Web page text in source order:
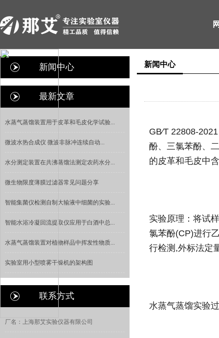
新闻中心
最新文章
水蒸气蒸馏装置用于皮革和毛皮化学试验...
微波水热合成仪 微波非脉冲连续自动...
水分测定装置在共沸蒸馏法测定农药水分...
微生物限度薄膜过滤器常见问题分享
智能集菌仪检测自制大输液中细菌的实验...
智能水浴冷凝回流提取仪应用于白酒中总...
水蒸气蒸馏装置对植物样品中挥发性物质...
实验室用小型喷雾干燥机的架构图
联系方式
厂名：上海那艾实验仪器有限公司
新闻中心
GB∕T 22808-
酚、三氯苯酚、
的皮革和毛皮中
实验原理：将试
氯苯酚(CP)进行
行检测,外标法定
水蒸气蒸馏实验